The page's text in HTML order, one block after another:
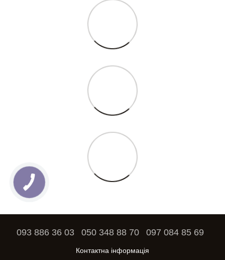
093 886 36 03 050 348 88 70 097 084 85 69
Контактна інформація